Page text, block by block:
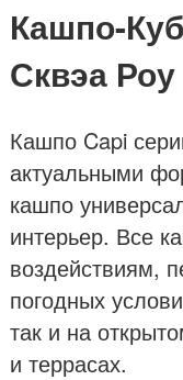
Кашпо-
Сквэа
Кашпо Capi
актуальными
кашпо
интерьер. Все
воздействиям,
погодных
так и на
и террасах.